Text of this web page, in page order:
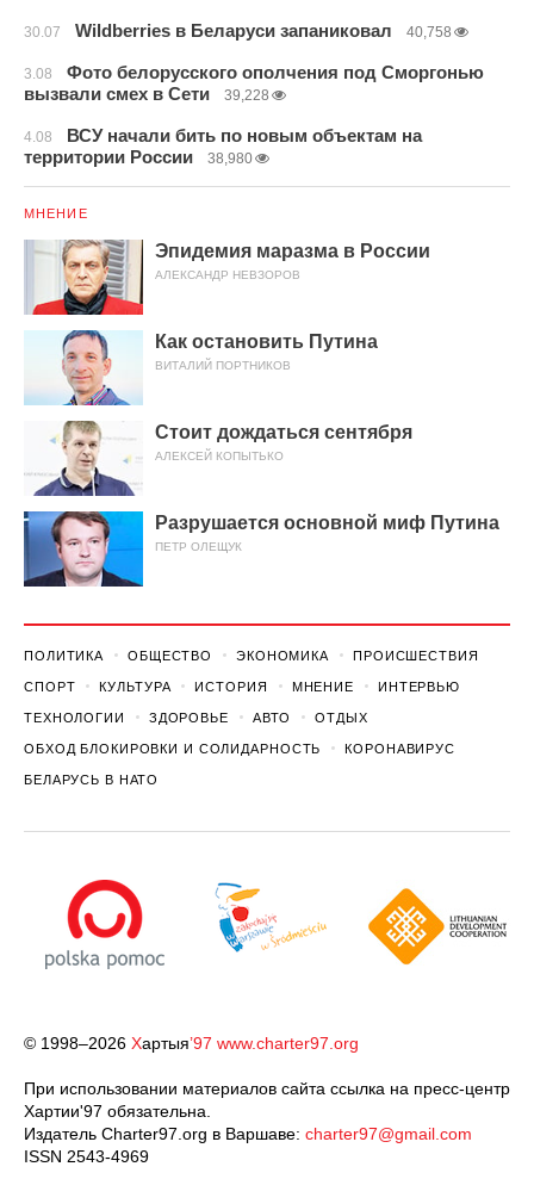
30.07 Wildberries в Беларуси запаниковал 40,758
3.08
Фото белорусского ополчения под Сморгонью
вызвали смех в Сети
39,228
4.08
ВСУ начали бить по новым объектам на
территории России
38,980
МНЕНИЕ
Эпидемия маразма в России
АЛЕКСАНДР НЕВЗОРОВ
Как остановить Путина
ВИТАЛИЙ ПОРТНИКОВ
Стоит дождаться сентября
АЛЕКСЕЙ КОПЫТЬКО
Разрушается основной миф Путина
ПЕТР ОЛЕЩУК
ПОЛИТИКА ОБЩЕСТВО ЭКОНОМИКА ПРОИСШЕСТВИЯ
СПОРТ КУЛЬТУРА ИСТОРИЯ МНЕНИЕ ИНТЕРВЬЮ
ТЕХНОЛОГИИ ЗДОРОВЬЕ АВТО ОТДЫХ
ОБХОД БЛОКИРОВКИ И СОЛИДАРНОСТЬ КОРОНАВИРУС
БЕЛАРУСЬ В НАТО
© 1998–2026 Хартыя’97 www.charter97.org
При использовании материалов сайта ссылка на пресс-центр
Хартии'97 обязательна.
Издатель Charter97.org в Варшаве: charter97@gmail.com
ISSN 2543-4969